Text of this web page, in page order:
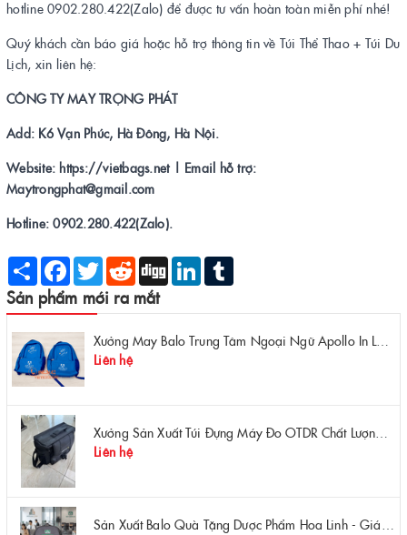
hotline 0902.280.422(Zalo) để được tư vấn hoàn toàn miễn phí nhé!
Quý khách cần báo giá hoặc hỗ trợ thông tin về Túi Thể Thao + Túi Du
Lịch, xin liên hệ:
CÔNG TY MAY TRỌNG PHÁT
Add: K6 Vạn Phúc, Hà Đông, Hà Nội.
Website: https://vietbags.net | Email hỗ trợ:
Maytrongphat@gmail.com
Hotline: 0902.280.422(Zalo).
Share Facebook
Twitter Reddit Digg LinkedIn
Sản phẩm mới ra mắt
Xưởng May Balo Trung Tâm Ngoại Ngữ Apollo In Logo Giá Rẻ Tại Xưởng
Liên hệ
Xưởng Sản Xuất Túi Đựng Máy Đo OTDR Chất Lượng – Chống Va Đập, Giá Tận Xưởng
Liên hệ
Sản Xuất Balo Quà Tặng Dược Phẩm Hoa Linh - Giá Gốc Tại Xưởng